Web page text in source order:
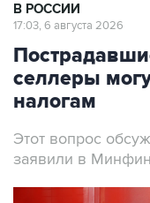
В РОССИИ
17:03, 6 августа 2026
селлеры
налогам
Этот вопрос
заявили в